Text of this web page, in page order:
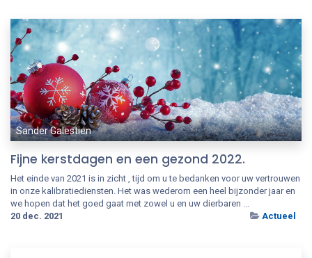
Sander Galestien
Fijne kerstdagen en een gezond 2022.
Het einde van 2021 is in zicht , tijd om u te bedanken voor uw vertrouwen
in onze kalibratiediensten. Het was wederom een heel bijzonder jaar en
we hopen dat het goed gaat met zowel u en uw dierbaren ...
20 dec. 2021
Actueel